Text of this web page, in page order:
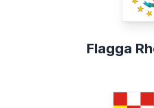
Flagga